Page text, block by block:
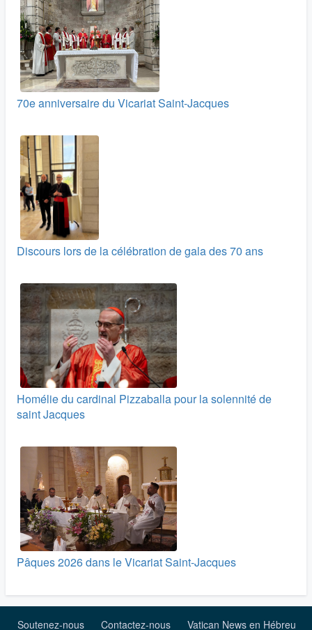
70e anniversaire du Vicariat Saint-Jacques
Discours lors de la célébration de gala des 70 ans
Homélie du cardinal Pizzaballa pour la solennité de
saint Jacques
Pâques 2026 dans le Vicariat Saint-Jacques
Soutenez-nous Contactez-nous Vatican News en Hébreu